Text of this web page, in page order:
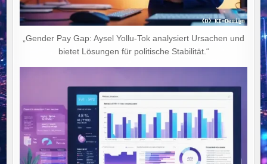
„Gender Pay Gap: Aysel Yollu-Tok analysiert Ursachen und
bietet Lösungen für politische Stabilität.“